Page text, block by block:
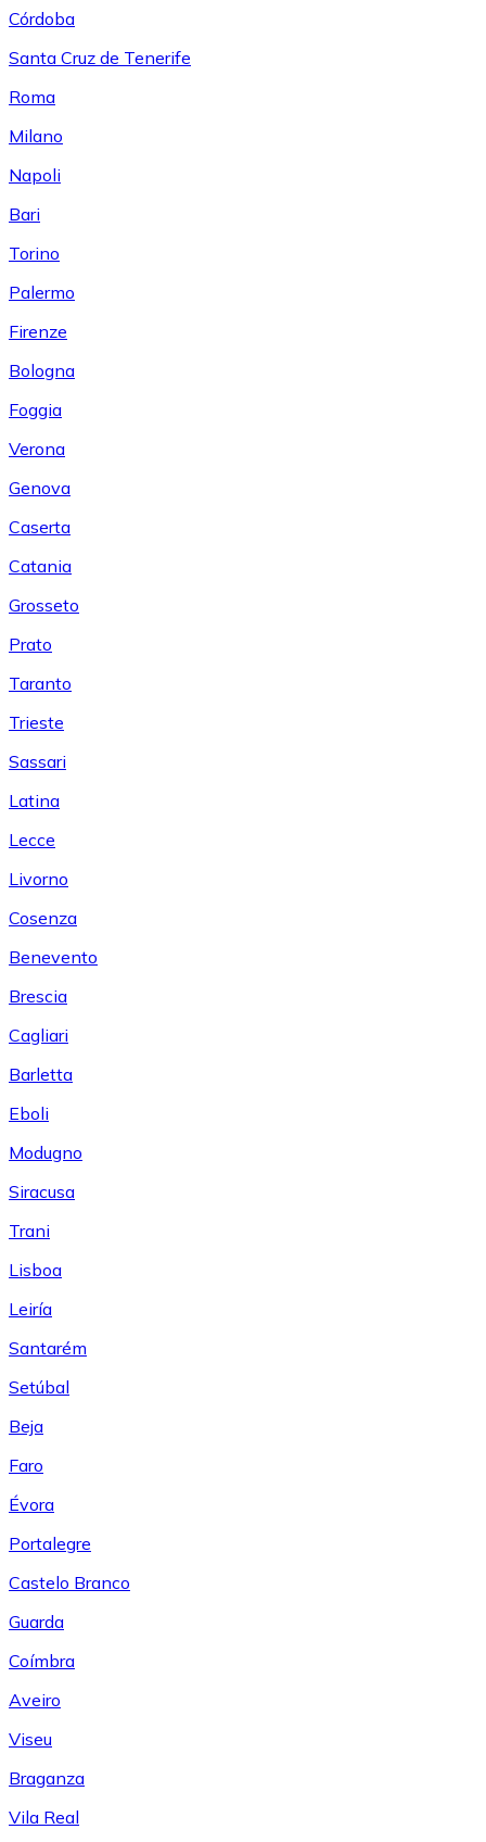
Córdoba
Santa Cruz de Tenerife
Roma
Milano
Napoli
Bari
Torino
Palermo
Firenze
Bologna
Foggia
Verona
Genova
Caserta
Catania
Grosseto
Prato
Taranto
Trieste
Sassari
Latina
Lecce
Livorno
Cosenza
Benevento
Brescia
Cagliari
Barletta
Eboli
Modugno
Siracusa
Trani
Lisboa
Leiría
Santarém
Setúbal
Beja
Faro
Évora
Portalegre
Castelo Branco
Guarda
Coímbra
Aveiro
Viseu
Braganza
Vila Real